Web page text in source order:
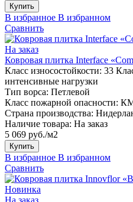
Купить
В избранное В избранном
Сравнить
На заказ
Ковровая плитка Interface
Класс износостойкости: 33
интенсивные нагрузки
Тип ворса: Петлевой
Класс пожарной опасности:
Страна производства:
Наличие товара: На заказ
5 069 руб./м2
Купить
В избранное В избранном
Сравнить
Новинка
На заказ